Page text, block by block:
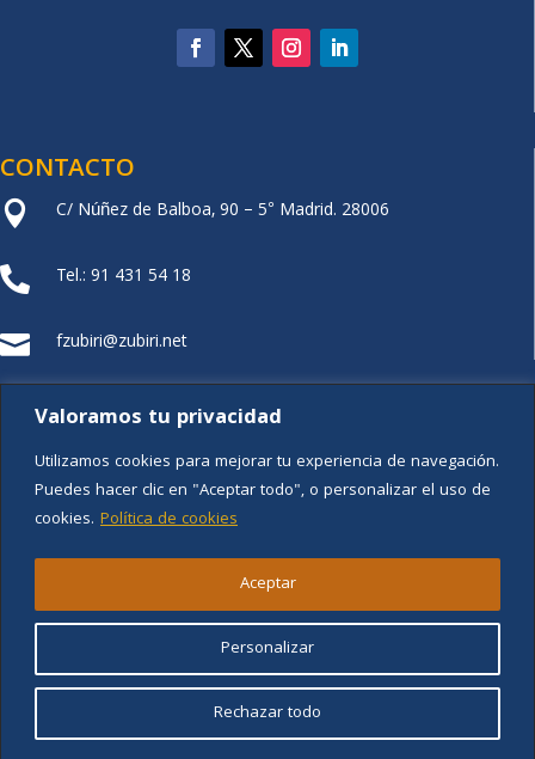
Valoramos tu privacidad
Utilizamos cookies para mejorar tu experiencia de navegación.
Puedes hacer clic en "Aceptar todo", o personalizar el uso de
cookies. Política de cookies
Personalizar
Rechazar todo
Aceptar
CONTACTO
 C/ Núñez de Balboa, 90 – 5° Madrid. 28006
 Tel.: 91 431 54 18
 fzubiri@zubiri.net
FUNDACIÓN XZ
Política de privacidad
Política de cookies